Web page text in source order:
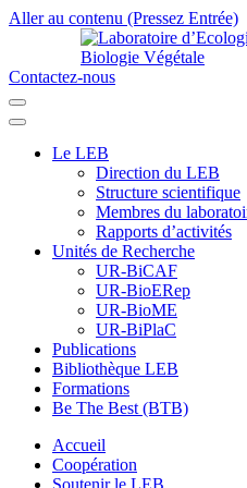
Aller au contenu (Pressez Entrée)
Contactez-nous
Le LEB
Direction du LEB
Structure scientifique
Membres du
Rapports d’activités
Unités de Recherche
UR-BiCAF
UR-BioERep
UR-BioME
UR-BiPlaC
Publications
Bibliothèque LEB
Formations
Be The Best (BTB)
Accueil
Coopération
Soutenir le LEB